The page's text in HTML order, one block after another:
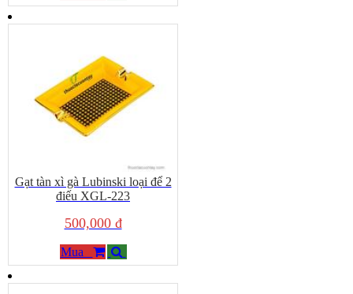
Gạt tàn xì gà Lubinski loại để 2
điếu XGL-223
500,000 đ
Mua